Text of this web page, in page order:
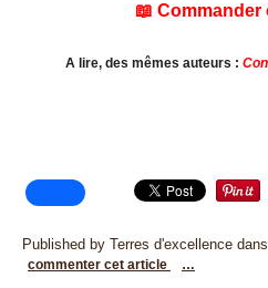
📖
A lire, des mêmes auteurs :
Published by Terres d'excellence dans
commenter cet article
…